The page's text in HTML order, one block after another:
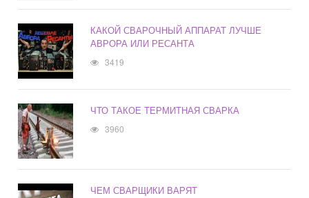
КАКОЙ СВАРОЧНЫЙ АППАРАТ ЛУЧШЕ
АВРОРА ИЛИ РЕСАНТА
3419
ЧТО ТАКОЕ ТЕРМИТНАЯ СВАРКА
3960
ЧЕМ СВАРЩИКИ ВАРЯТ